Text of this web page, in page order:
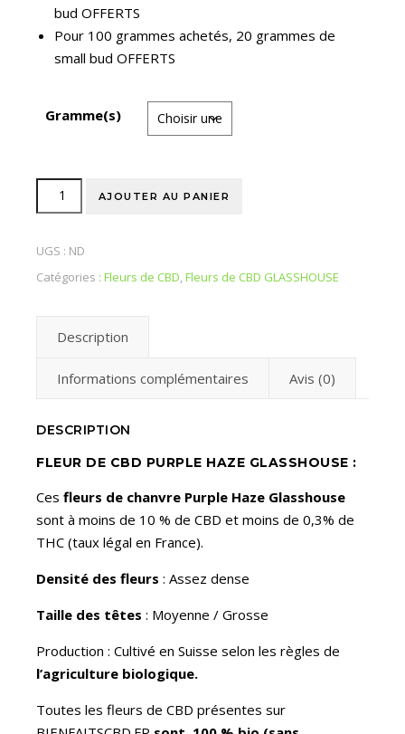
bud OFFERTS
Pour 100 grammes achetés, 20 grammes de
small bud OFFERTS
Gramme(s)
quantité de PURPLE HAZE GLASSHOUSE - FLEUR DE
AJOUTER AU PANIER
UGS : ND
Catégories : Fleurs de CBD,Fleurs de CBD GLASSHOUSE
Description
Informations complémentaires Avis (0)
DESCRIPTION
FLEUR DE CBD PURPLE HAZE GLASSHOUSE :
Ces fleurs de chanvre Purple Haze Glasshouse
sont à moins de 10 % de CBD et moins de 0,3% de
THC (taux légal en France).
Densité des fleurs : Assez dense
Taille des têtes : Moyenne / Grosse
Production : Cultivé en Suisse selon les règles de
l’agriculture biologique.
Toutes les fleurs de CBD présentes sur